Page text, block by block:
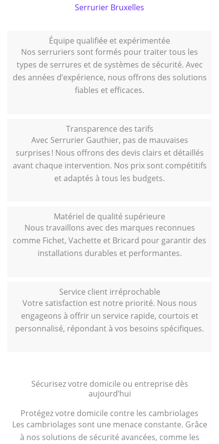
Serrurier Bruxelles
Équipe qualifiée et expérimentée
Nos serruriers sont formés pour traiter tous les
types de serrures et de systèmes de sécurité. Avec
des années d’expérience, nous offrons des solutions
fiables et efficaces.
Transparence des tarifs
Avec Serrurier Gauthier, pas de mauvaises
surprises ! Nous offrons des devis clairs et détaillés
avant chaque intervention. Nos prix sont compétitifs
et adaptés à tous les budgets.
Matériel de qualité supérieure
Nous travaillons avec des marques reconnues
comme Fichet, Vachette et Bricard pour garantir des
installations durables et performantes.
Service client irréprochable
Votre satisfaction est notre priorité. Nous nous
engageons à offrir un service rapide, courtois et
personnalisé, répondant à vos besoins spécifiques.
Sécurisez votre domicile ou entreprise dès
aujourd’hui
Protégez votre domicile contre les cambriolages
Les cambriolages sont une menace constante. Grâce
à nos solutions de sécurité avancées, comme les